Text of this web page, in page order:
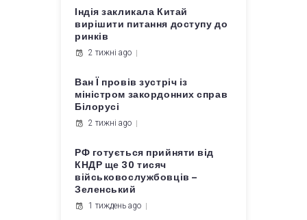
Індія закликала Китай
вирішити питання доступу до
ринків
2 тижні ago
Ван Ї провів зустріч із
міністром закордонних справ
Білорусі
2 тижні ago
РФ готується прийняти від
КНДР ще 30 тисяч
військовослужбовців –
Зеленський
1 тиждень ago